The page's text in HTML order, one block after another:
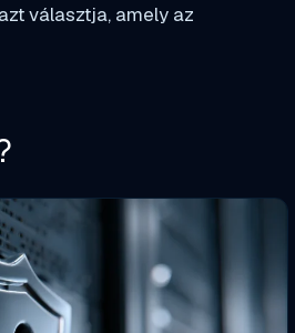
választja, amely az